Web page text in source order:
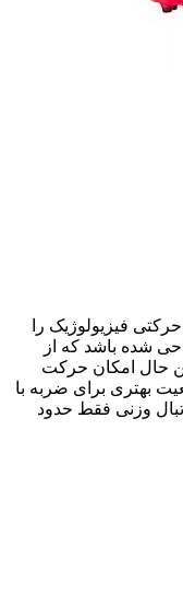
فیزیولوژیک را
شده باشد که از
حال امکان حرکت
بهتری برای ضربه با
وزنی فقط حدود